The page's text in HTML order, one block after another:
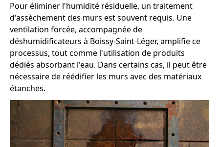
Pour éliminer l'humidité résiduelle, un traitement
d'assèchement des murs est souvent requis. Une
ventilation forcée, accompagnée de
déshumidificateurs à Boissy-Saint-Léger, amplifie ce
processus, tout comme l'utilisation de produits
dédiés absorbant l'eau. Dans certains cas, il peut être
nécessaire de réédifier les murs avec des matériaux
étanches.